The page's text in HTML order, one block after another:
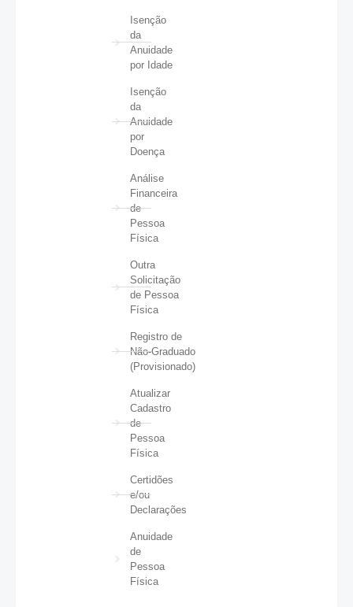
Isenção
da
Anuidade
por Idade
Isenção
da
Anuidade
por
Doença
Análise
Financeira
de
Pessoa
Física
Outra
Solicitação
de Pessoa
Física
Registro de
Não-Graduado
(Provisionado)
Atualizar
Cadastro
de
Pessoa
Física
Certidões
e/ou
Declarações
Anuidade
de
Pessoa
Física